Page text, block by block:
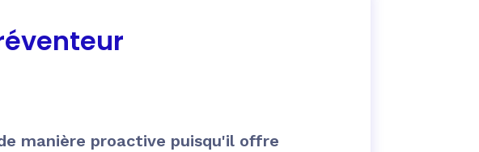
manière proactive puisqu'il offre